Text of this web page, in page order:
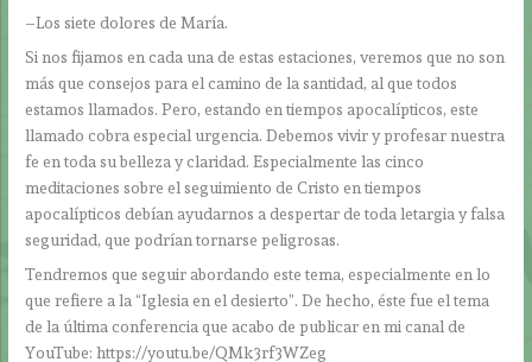
–Los siete dolores de María.
Si nos fijamos en cada una de estas estaciones, veremos que no son
más que consejos para el camino de la santidad, al que todos
estamos llamados. Pero, estando en tiempos apocalípticos, este
llamado cobra especial urgencia. Debemos vivir y profesar nuestra
fe en toda su belleza y claridad. Especialmente las cinco
meditaciones sobre el seguimiento de Cristo en tiempos
apocalípticos debían ayudarnos a despertar de toda letargia y falsa
seguridad, que podrían tornarse peligrosas.
Tendremos que seguir abordando este tema, especialmente en lo
que refiere a la “Iglesia en el desierto”. De hecho, éste fue el tema
de la última conferencia que acabo de publicar en mi canal de
YouTube: https://youtu.be/QMk3rf3WZeg